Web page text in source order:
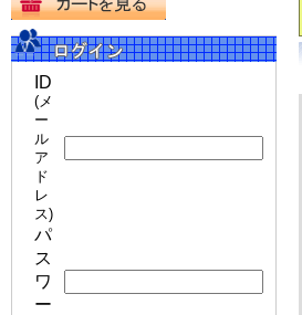
ID
(メ
ー
ル
ア
ド
レ
ス)
パ
ス
ワ
ー